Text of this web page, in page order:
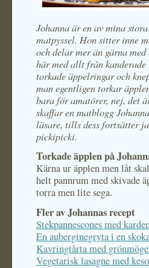
Johanna är en av mina
matpyssel. Hon sitter inne
och delar mer än gärna
här med allt från
torkade äppelringar och
man egentligen torkar
bara för amatörer, nej, det
skaffar en matblogg
läsare, tills dess fortsätter
pickipicki.
Torkade äpplen på
Kärna ur äpplen men låt
helt pannrum med skivade
torra men lite sega.
Fler av Johannas recept
Stekpannescones med
En auberginegryta i en
Kavringtårta med
Vegetarisk lasagne med keso